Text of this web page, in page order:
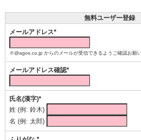
無料ユーザー登録
メールアドレス*
※@agos.co.jp からのメールが受信できるようご確認お願い
メールアドレス確認*
氏名(漢字)*
姓 (例: 鈴木)
名 (例: 太郎)